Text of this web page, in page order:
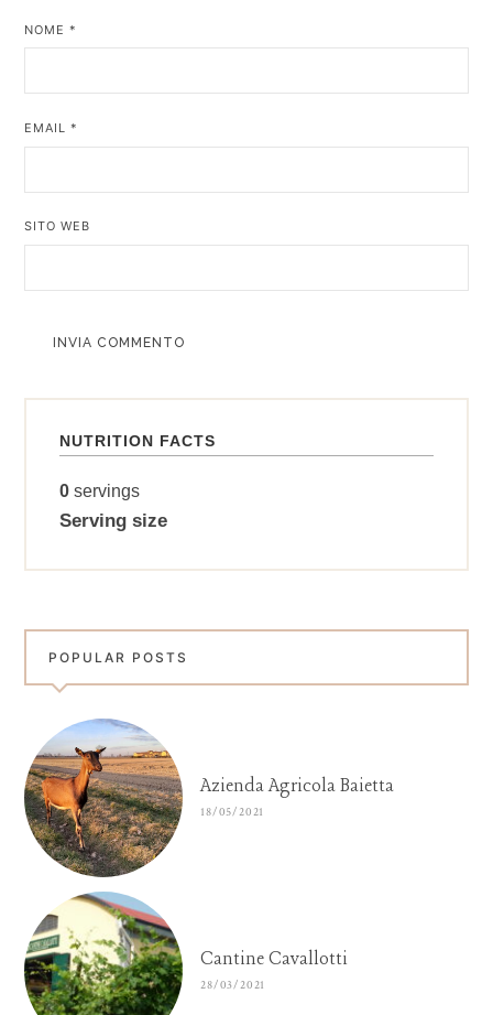
NOME*
EMAIL*
SITO WEB
NUTRITION FACTS
0 servings
Serving size
POPULAR POSTS
Azienda Agricola Baietta
18/05/2021
Cantine Cavallotti
28/03/2021